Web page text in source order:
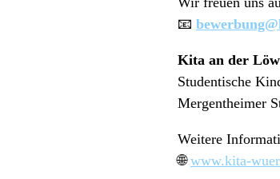
📧
Kita an der
Studentische
Mergentheimer
Weitere
🌐www.kita-